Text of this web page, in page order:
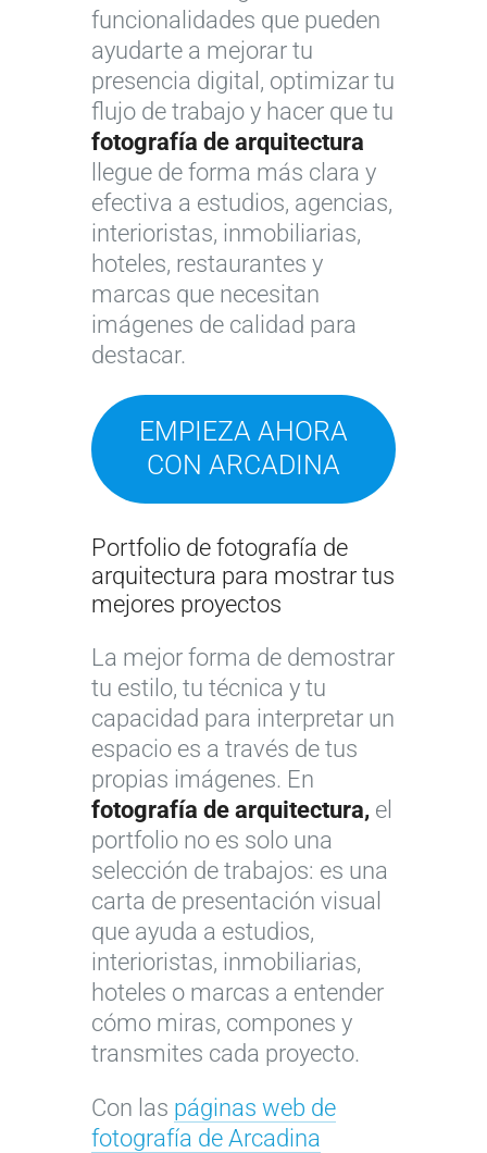
funcionalidades que pueden
ayudarte a mejorar tu
presencia digital, optimizar tu
flujo de trabajo y hacer que tu
fotografía de arquitectura
llegue de forma más clara y
efectiva a estudios, agencias,
interioristas, inmobiliarias,
hoteles, restaurantes y
marcas que necesitan
imágenes de calidad para
destacar.
EMPIEZA AHORA
CON ARCADINA
Portfolio de fotografía de
arquitectura para mostrar tus
mejores proyectos
La mejor forma de demostrar
tu estilo, tu técnica y tu
capacidad para interpretar un
espacio es a través de tus
propias imágenes. En
fotografía de arquitectura, el
portfolio no es solo una
selección de trabajos: es una
carta de presentación visual
que ayuda a estudios,
interioristas, inmobiliarias,
hoteles o marcas a entender
cómo miras, compones y
transmites cada proyecto.
Con las páginas web de
fotografía de Arcadina